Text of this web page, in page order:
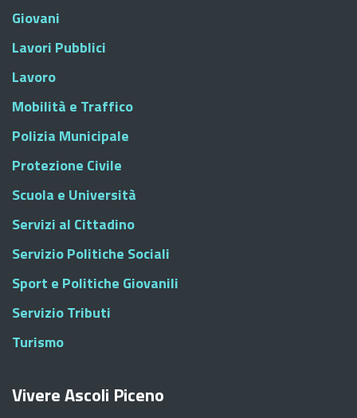
Giovani
Lavori Pubblici
Lavoro
Mobilità e Traffico
Polizia Municipale
Protezione Civile
Scuola e Università
Servizi al Cittadino
Servizio Politiche Sociali
Sport e Politiche Giovanili
Servizio Tributi
Turismo
Vivere Ascoli Piceno